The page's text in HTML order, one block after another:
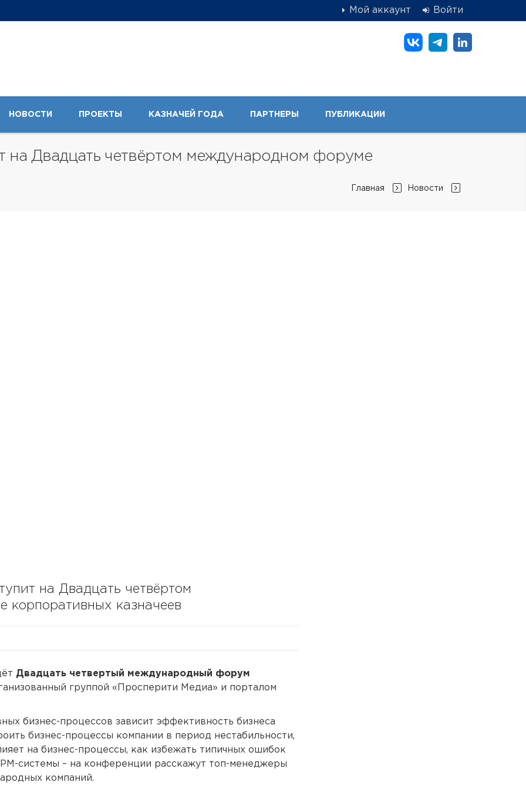
Мой аккаунт Войти
НОВОСТИ ПРОЕКТЫ КАЗНАЧЕЙ ГОДА ПАРТНЕРЫ ПУБЛИКАЦИИ
на Двадцать четвёртом международном форуме
Главная Новости
на Двадцать четвёртом
казначеев
Двадцать четвертый международный форум
группой «Просперити Медиа» и порталом
бизнес-процессов зависит эффективность бизнеса
бизнес-процессы компании в период нестабильности,
на бизнес-процессы, как избежать типичных ошибок
системы – на конференции расскажут топ-менеджеры
компаний.